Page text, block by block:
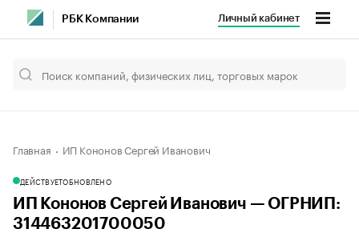
РБК Компании Личный кабинет
Главная ИП Кононов Сергей Иванович
ДЕЙСТВУЕТОБНОВЛЕНО
ИП Кононов Сергей Иванович — ОГРНИП:
314463201700050